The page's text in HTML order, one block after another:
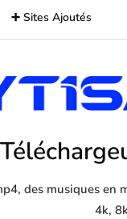
➕ Sites Ajoutés
des musiques en
4k,